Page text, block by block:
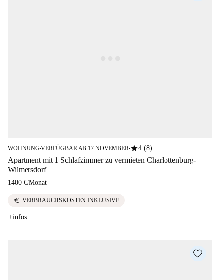
WOHNUNG■VERFÜGBAR AB 17 NOVEMBER■star4 (8)
Apartment mit 1 Schlafzimmer zu vermieten Charlottenburg-
Wilmersdorf
1400 €/Monat
euro VERBRAUCHSKOSTEN INKLUSIVE
+infos